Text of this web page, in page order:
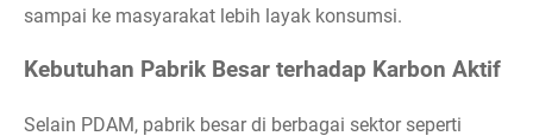
sampai ke masyarakat lebih layak konsumsi.
Kebutuhan Pabrik Besar terhadap Karbon Aktif
Selain PDAM, pabrik besar di berbagai sektor seperti